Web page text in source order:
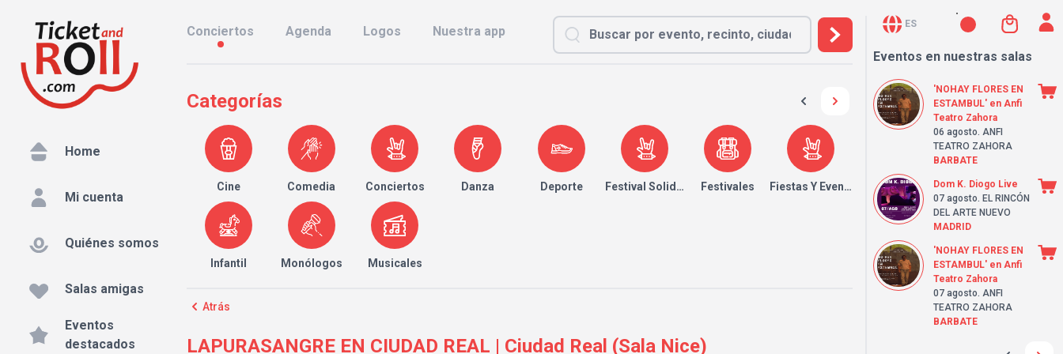
Home
Mi cuenta
Quiénes somos
Salas amigas
Eventos
destacados
Conciertos Agenda Logos Nuestra app
Categorías
Cine Comedia Conciertos Danza Deporte Festival Solidario Festivales Fiestas Y Eventos
Infantil Monólogos Musicales
Atrás
LAPURASANGRE EN CIUDAD REAL | Ciudad Real (Sala Nice)
ES
Eventos en nuestras salas
'NOHAY FLORES EN
ESTAMBUL' en Anfi
Teatro Zahora
06 agosto. ANFI
TEATRO ZAHORA
BARBATE
Dom K. Diogo Live
07 agosto. EL RINCÓN
DEL ARTE NUEVO
MADRID
'NOHAY FLORES EN
ESTAMBUL' en Anfi
Teatro Zahora
07 agosto. ANFI
TEATRO ZAHORA
BARBATE